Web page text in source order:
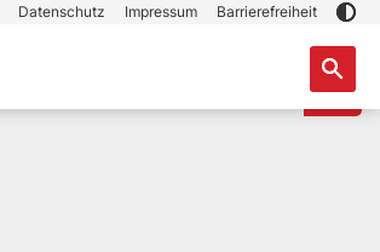
Datenschutz Impressum Barrierefreiheit